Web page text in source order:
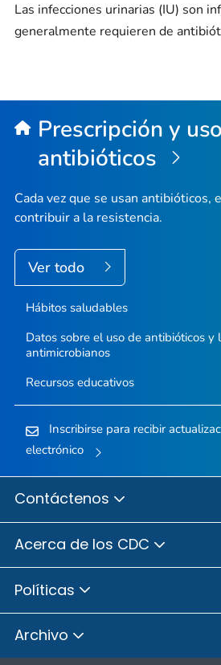
Las infecciones urinarias (IU) son
generalmente requieren de
Prescripción y
antibióticos
Cada vez que se usan antibióticos,
contribuir a la resistencia.
Ver todo
Hábitos saludables
Datos sobre el uso de antibióticos y
antimicrobianos
Recursos educativos
Inscribirse para recibir
electrónico
Contáctenos
Acerca de los CDC
Políticas
Archivo